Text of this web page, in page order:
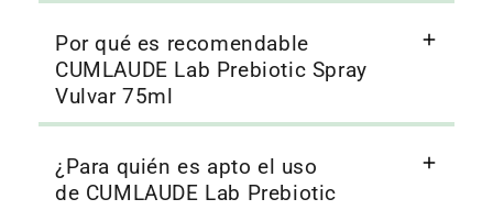
Por qué es recomendable
CUMLAUDE Lab Prebiotic Spray
Vulvar 75ml
¿Para quién es apto el uso
de CUMLAUDE Lab Prebiotic